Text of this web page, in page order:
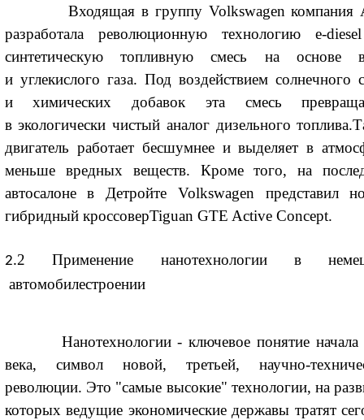
Входящая в группу Volkswagen компания
разработала революционную технологию e-
синтетическую топливную смесь на основе
и углекислого газа. Под воздействием солнечного
и химических добавок эта смесь
в экологически чистый аналог дизельного
двигатель работает бесшумнее и выделяет в
меньше вредных веществ. Кроме того, на
автосалоне в Детройте Volkswagen представил
гибридный кроссоверTiguan GTE Active Concept.
2.2 Применение нанотехнологии в
автомобилестроении
Нанотехнологии - ключевое понятие
века, символ новой, третьей, научно-
революции. Это "самые высокие" технологии, на
которых ведущие экономические державы тратят